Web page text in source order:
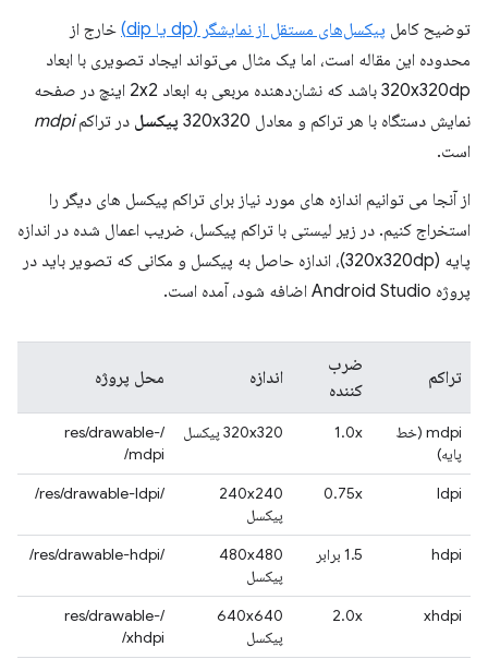
توضیح کامل پیکسل‌های مستقل از نمایشگر (dp یا dip)
خارج از
محدوده این مقاله است، اما یک مثال می‌تواند ایجاد تصویری با ابعاد
320x320dp باشد که نشان‌دهنده مربعی به ابعاد 2x2 اینچ در صفحه
نمایش دستگاه با هر تراکم و معادل 320x320
پیکسل در تراکمmdpi
است.
از آنجا می توانیم اندازه های مورد نیاز برای تراکم پیکسل های دیگر را
استخراج کنیم. در زیر لیستی با تراکم پیکسل، ضریب اعمال شده در اندازه
پایه (320x320dp)، اندازه حاصل به پیکسل و مکانی که تصویر باید در
پروژه Android Studio اضافه شود، آمده است.
تراکم
ضرب
کننده
اندازه محل پروژه
mdpi (خط
پایه)
1.0x 320x320 پیکسل
/res/drawable-
mdpi/
ldpi
0.75x
240x240
پیکسل
/res/drawable-ldpi/
hdpi 1.5 برابر
480x480
پیکسل
/res/drawable-hdpi/
xhdpi
2.0x
640x640
پیکسل
/res/drawable-
xhdpi/